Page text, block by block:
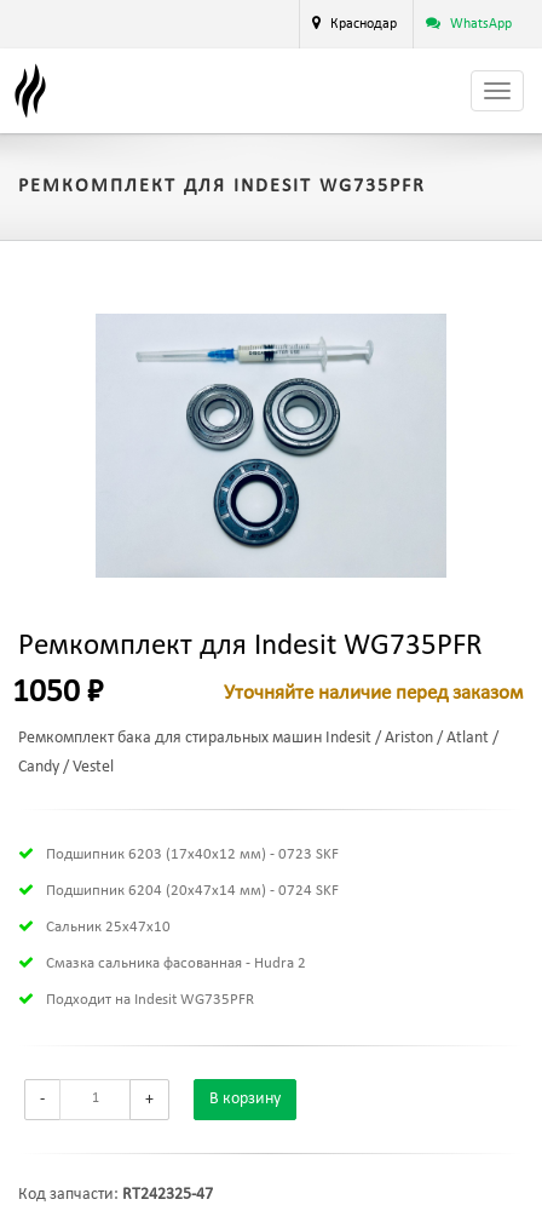
Краснодар WhatsApp
РЕМКОМПЛЕКТ ДЛЯ INDESIT WG735PFR
Ремкомплект для Indesit WG735PFR
1050 ₽ Уточняйте наличие перед заказом
Ремкомплект бака для стиральных машин Indesit / Ariston / Atlant /
Candy / Vestel
Подшипник 6203 (17х40х12 мм) - 0723 SKF
Подшипник 6204 (20х47х14 мм) - 0724 SKF
Сальник 25x47x10
Смазка сальника фасованная - Hudra 2
Подходит на Indesit WG735PFR
- + В корзину
Код запчасти: RT242325-47